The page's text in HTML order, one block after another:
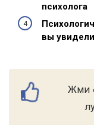
психолога
вы
Жми